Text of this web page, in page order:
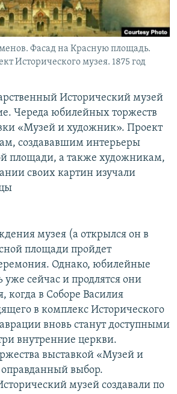
Фасад на Красную площадь.
Исторического музея. 1875 год
Исторический музей
Череда юбилейных торжеств
«Музей и художник». Проект
создававшим интерьеры
площади, а также художникам,
своих картин изучали
музея (а открылся он в
площади пройдет
Однако, юбилейные
уже сейчас и продлятся они
когда в Соборе Василия
в комплекс Исторического
вновь станут доступными
внутренние церкви.
выставкой «Музей и
выбор.
музей создавали по